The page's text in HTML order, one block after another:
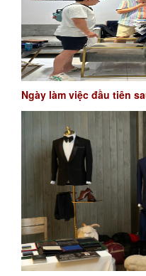
Ngày làm việc đầu tiên